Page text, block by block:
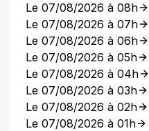
Le 07/08/2026 à 08h
Le 07/08/2026 à 07h
Le 07/08/2026 à 06h
Le 07/08/2026 à 05h
Le 07/08/2026 à 04h
Le 07/08/2026 à 03h
Le 07/08/2026 à 02h
Le 07/08/2026 à 01h